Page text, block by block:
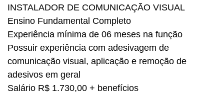
INSTALADOR DE COMUNICAÇÃO VISUAL
Ensino Fundamental Completo
Experiência mínima de 06 meses na função
Possuir experiência com adesivagem de
comunicação visual, aplicação e remoção de
adesivos em geral
Salário R$ 1.730,00 + benefícios